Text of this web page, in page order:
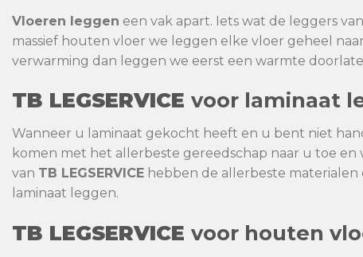
Vloeren leggen een vak apart. Iets wat de leggers van
massief houten vloer we leggen elke vloer geheel
verwarming dan leggen we eerst een warmte
TB LEGSERVICE voor laminaat
Wanneer u laminaat gekocht heeft en u bent niet
komen met het allerbeste gereedschap naar u toe
van TB LEGSERVICE hebben de allerbeste
laminaat leggen.
TB LEGSERVICE voor houten